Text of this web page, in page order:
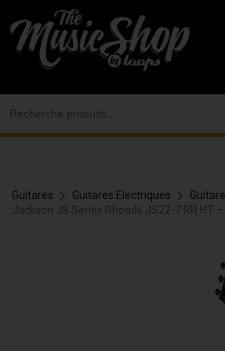
au
contenu
Guitares Guitares Electriques
Jackson JS Series Rhoads JS22-7 RR HT